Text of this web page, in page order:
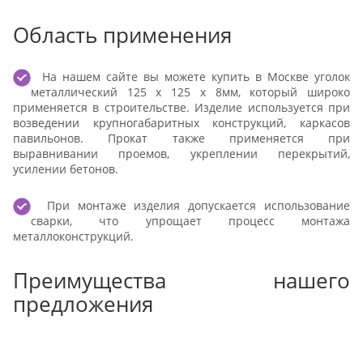
Область применения
На нашем сайте вы можете купить в Москве уголок
металлический 125 x 125 x 8мм, который широко
применяется в строительстве. Изделие используется при
возведении крупногабаритных конструкций, каркасов
павильонов. Прокат также применяется при
выравнивании проемов, укреплении перекрытий,
усилении бетонов.
При монтаже изделия допускается использование
сварки, что упрощает процесс монтажа
металлоконструкций.
Преимущества нашего
предложения